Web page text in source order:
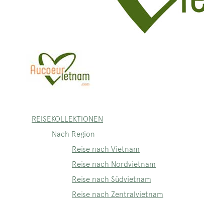
REISEKOLLEKTIONEN
Nach Region
Reise nach Vietnam
Reise nach Nordvietnam
Reise nach Südvietnam
Reise nach Zentralvietnam